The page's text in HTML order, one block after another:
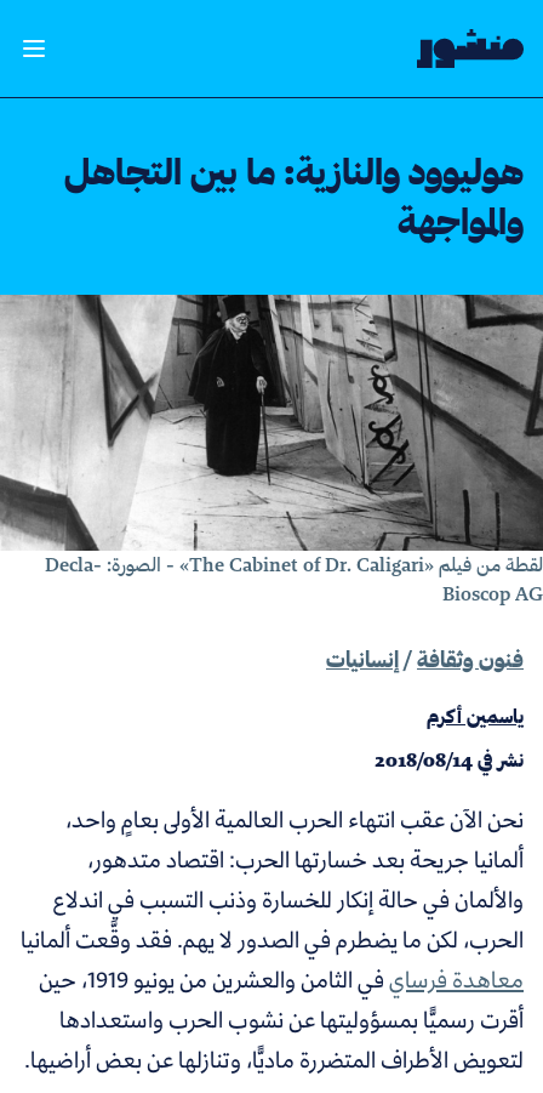
الصفحة الرئيسية
فتح
هوليوود والنازية: ما بين التجاهل
والمواجهة
لقطة من فيلم «The Cabinet of Dr. Caligari» - الصورة: Decla-
Bioscop
فنون وثقافة/ إنسانيات
ياسمين أكرم
نشر في2018/08/14
نحن الآن عقب انتهاء الحرب العالمية الأولى بعامٍ واحد،
ألمانيا جريحة بعد خسارتها الحرب: اقتصاد متدهور،
والألمان في حالة إنكار للخسارة وذنب التسبب في اندلاع
الحرب، لكن ما يضطرم في الصدور لا يهم. فقد وقَّعت ألمانيا
معاهدة فرساي
في الثامن والعشرين من يونيو 1919، حين
أقرت رسميًّا بمسؤوليتها عن نشوب الحرب واستعدادها
لتعويض الأطراف المتضررة ماديًّا، وتنازلها عن بعض أراضيها.